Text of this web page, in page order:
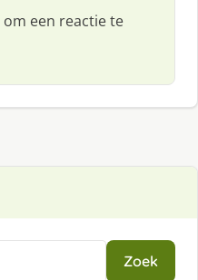
om een reactie te
Zoek